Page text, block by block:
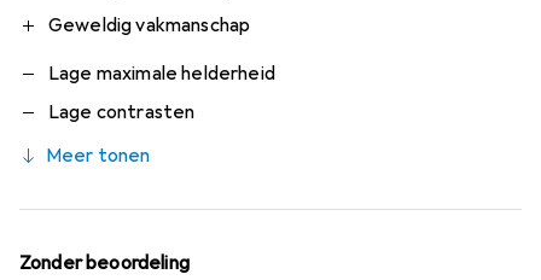
Geweldig vakmanschap
Lage maximale helderheid
Lage contrasten
Meer tonen
Zonder beoordeling